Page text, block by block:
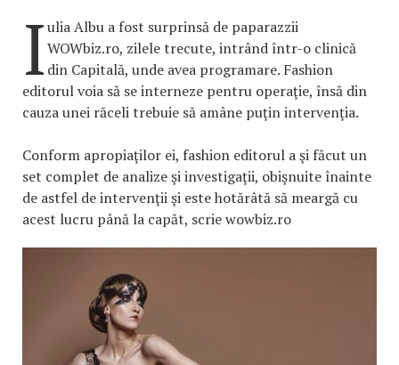
Iulia Albu a fost surprinsă de paparazzii
WOWbiz.ro, zilele trecute, intrând într-o clinică
din Capitală, unde avea programare. Fashion
editorul voia să se interneze pentru operaţie, însă din
cauza unei răceli trebuie să amâne puţin intervenţia.
Conform apropiaţilor ei, fashion editorul a şi făcut un
set complet de analize şi investigaţii, obişnuite înainte
de astfel de intervenţii şi este hotărâtă să meargă cu
acest lucru până la capăt, scrie wowbiz.ro